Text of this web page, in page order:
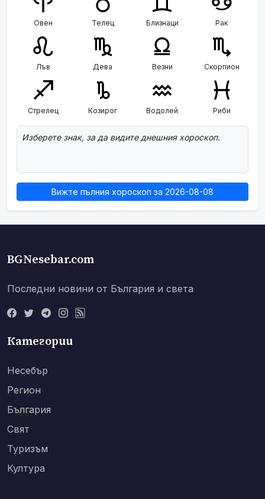
Овен Телец Близнаци Рак
Лъв Дева Везни Скорпион
Стрелец Козирог Водолей Риби
Изберете знак, за да видите днешния хороскоп.
Вижте пълния хороскоп за 2026-08-08
BGNesebar.com
Последни новини от България и света
Категории
Несебър
Регион
България
Свят
Туризъм
Култура